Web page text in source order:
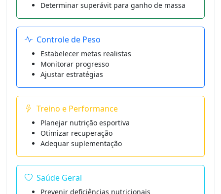
Determinar superávit para ganho de massa
Controle de Peso
Estabelecer metas realistas
Monitorar progresso
Ajustar estratégias
Treino e Performance
Planejar nutrição esportiva
Otimizar recuperação
Adequar suplementação
Saúde Geral
Prevenir deficiências nutricionais